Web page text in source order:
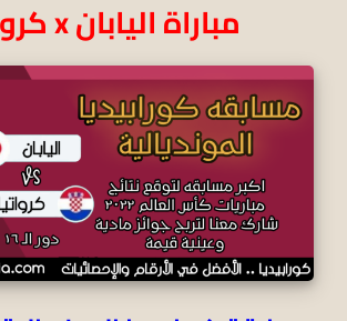
مباراة اليابان x كرواتيا